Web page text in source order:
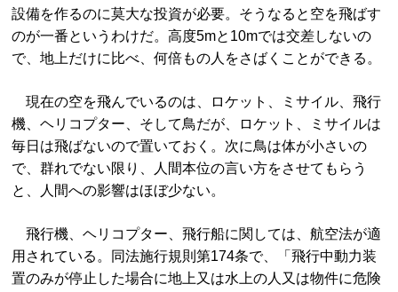
設備を作るのに莫大な投資が必要。そうなると空を飛ばす
のが一番というわけだ。高度5mと10mでは交差しないの
で、地上だけに比べ、何倍もの人をさばくことができる。
現在の空を飛んでいるのは、ロケット、ミサイル、飛行
機、ヘリコプター、そして鳥だが、ロケット、ミサイルは
毎日は飛ばないので置いておく。次に鳥は体が小さいの
で、群れでない限り、人間本位の言い方をさせてもらう
と、人間への影響はほぼ少ない。
飛行機、ヘリコプター、飛行船に関しては、航空法が適
用されている。同法施行規則第174条で、「飛行中動力装
置のみが停止した場合に地上又は水上の人又は物件に危険